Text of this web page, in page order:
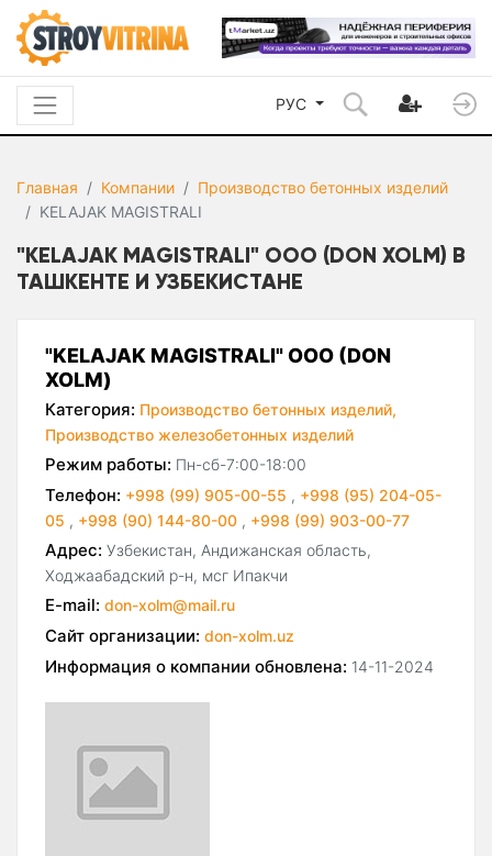
РУС
Главная Компании
Производство бетонных изделий
KELAJAK MAGISTRALI
"KELAJAK MAGISTRALI" ООО (DON XOLM) В
ТАШКЕНТЕ И УЗБЕКИСТАНЕ
"KELAJAK MAGISTRALI" ООО (DON
XOLM)
Категория: Производство бетонных изделий,
Производство железобетонных изделий
Режим работы: Пн-сб-7:00-18:00
Телефон: +998 (99) 905-00-55 , +998 (95) 204-05-
05 , +998 (90) 144-80-00 , +998 (99) 903-00-77
Адрес: Узбекистан, Андижанская область,
Ходжаабадский р-н, мсг Ипакчи
E-mail: don-xolm@mail.ru
Сайт организации: don-xolm.uz
Информация о компании обновлена: 14-11-2024